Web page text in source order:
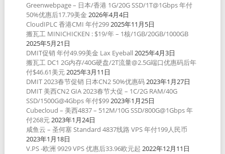
Greenwebpage – 日本/香港 1G/20G SSD/1T@1Gbps 年付
50%优惠后17.79美金 2026年4月4日
CloudIPLC 香港CMI 年付2992025年11月5日
搬瓦工 MINICHICKEN : $19/年 – 1核/1GB/20GB/1000GB
2025年5月21日
DMIT促销 年付49.99美金 Lax Eyeball 2025年4月3日
搬瓦工 DC1 2G内存/40G硬盘/2T流量@2.5G端口优惠码后年
付$46.61美元2025年3月11日
DMIT 2023春节促销 日本CN2 50%优惠码2023年1月27日
DMIT 美西CN2 GIA 2023春节大促 – 1C/2G RAM/40G
SSD/1500G@4Gbps 年付$992023年1月25日
Cubecloud – 美西4837 – 512M/10G SSD/800G@1Gbps 年
付268元2023年1月24日
咸鱼云 – 圣何塞 Standard 4837线路 VPS 年付199人民币
2023年1月18日
V.PS -欧洲 9929 VPS 优惠后33.96欧元起 2022年12月11日